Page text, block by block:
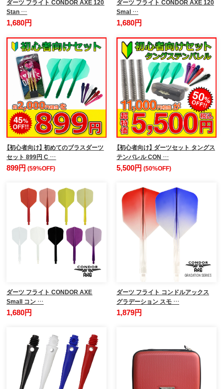
ダーツ フライト CONDOR AXE 120
Stan …
1,680円
ダーツ フライト CONDOR AXE 120
Smal …
1,680円
【初心者向け】 初めてのブラスダーツ
セット 899円 C …
899円(59%OFF)
【初心者向け】 ダーツセット タングス
テンバレル CON …
5,500円 (50%OFF)
ダーツ フライト CONDOR AXE
Small コン …
1,680円
ダーツ フライト コンドルアックス
グラデーション スモ …
1,879円